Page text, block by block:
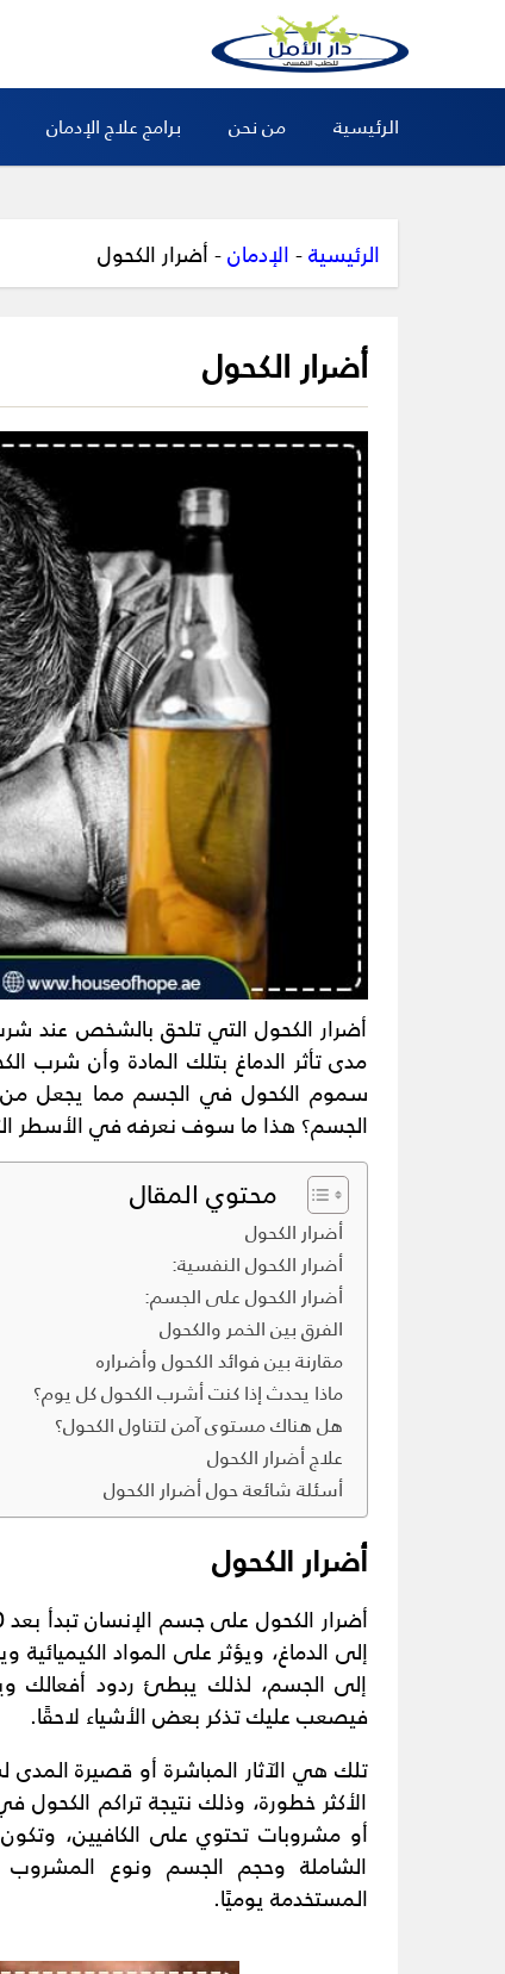
الرئيسية من نحن برامج علاج الإدمان
الرئيسية-الإدمان-أضرار الكحول
أضرار الكحول
أضرار الكحول التي تلحق بالشخص عند
مدى تأثر الدماغ بتلك المادة وأن شرب
سموم الكحول في الجسم مما يجعل من
الجسم؟ هذا ما سوف نعرفه في الأسطر
محتوي المقال
أضرار الكحول
أضرار الكحول النفسية:
أضرار الكحول على الجسم:
الفرق بين الخمر والكحول
مقارنة بين فوائد الكحول وأضراره
ماذا يحدث إذا كنت أشرب الكحول كل يوم؟
هل هناك مستوى آمن لتناول الكحول؟
علاج أضرار الكحول
أسئلة شائعة حول أضرار الكحول
أضرار الكحول
إلى الدماغ، ويؤثر على المواد
إلى الجسم، لذلك يبطئ ردود أفعالك
فيصعب عليك تذكر بعض الأشياء لاحقًا.
تلك هي الآثار المباشرة أو قصيرة
الأكثر خطورة، وذلك نتيجة تراكم الكحول
أو مشروبات تحتوي على الكافيين،
الشاملة وحجم الجسم ونوع المشروب
المستخدمة يوميًا.